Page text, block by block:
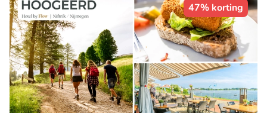
47% korting